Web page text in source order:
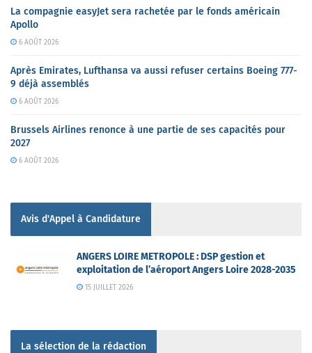
La compagnie easyJet sera rachetée par le fonds américain
Apollo
6 AOÛT 2026
Après Emirates, Lufthansa va aussi refuser certains Boeing 777-
9 déjà assemblés
6 AOÛT 2026
Brussels Airlines renonce à une partie de ses capacités pour
2027
6 AOÛT 2026
Avis d'Appel à Candidature
ANGERS LOIRE METROPOLE : DSP gestion et
exploitation de l’aéroport Angers Loire 2028-2035
15 JUILLET 2026
La sélection de la rédaction